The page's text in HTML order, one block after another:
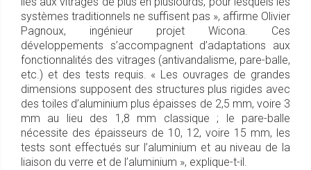
systèmes traditionnels ne suffisent pas », affirme Olivier
Pagnoux, ingénieur projet Wicona. Ces
développements s’accompagnent d’adaptations aux
fonctionnalités des vitrages (antivandalisme, pare-balle,
etc.) et des tests requis. « Les ouvrages de grandes
dimensions supposent des structures plus rigides avec
des toiles d’aluminium plus épaisses de 2,5 mm, voire 3
mm au lieu des 1,8 mm classique ; le pare-balle
nécessite des épaisseurs de 10, 12, voire 15 mm, les
tests sont effectués sur l’aluminium et au niveau de la
liaison du verre et de l’aluminium », explique-t-il.